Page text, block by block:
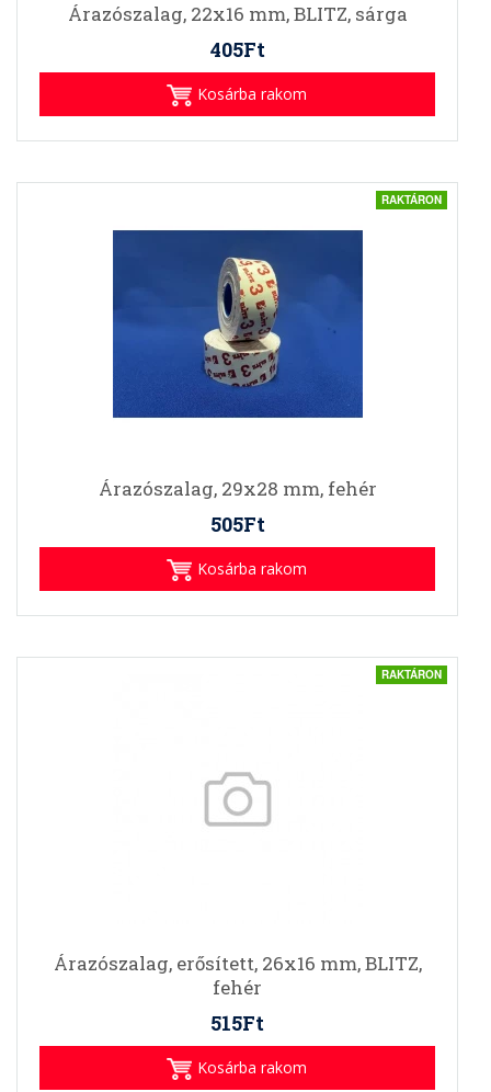
Árazószalag, 22x16 mm, BLITZ, sárga
405Ft
Kosárba rakom
RAKTÁRON
Árazószalag, 29x28 mm, fehér
505Ft
Kosárba rakom
RAKTÁRON
Árazószalag, erősített, 26x16 mm, BLITZ,
fehér
515Ft
Kosárba rakom